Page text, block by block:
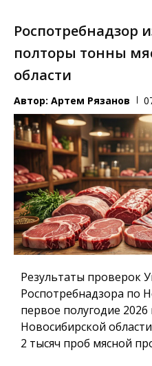
Роспотребнадзор
полторы тонны
области
Автор: Артем Рязанов
Результаты проверок
Роспотребнадзора по
первое полугодие 2026
Новосибирской
2 тысяч проб мясной